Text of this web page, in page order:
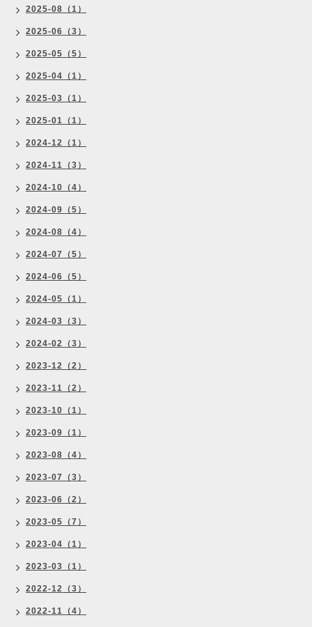
2025-08（1）
2025-06（3）
2025-05（5）
2025-04（1）
2025-03（1）
2025-01（1）
2024-12（1）
2024-11（3）
2024-10（4）
2024-09（5）
2024-08（4）
2024-07（5）
2024-06（5）
2024-05（1）
2024-03（3）
2024-02（3）
2023-12（2）
2023-11（2）
2023-10（1）
2023-09（1）
2023-08（4）
2023-07（3）
2023-06（2）
2023-05（7）
2023-04（1）
2023-03（1）
2022-12（3）
2022-11（4）